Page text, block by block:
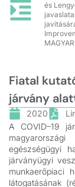
és
Fiatal
járvány
2020
A COVID–19
egészségügyi
járványügyi
munkaerőpiaci
látogatásának